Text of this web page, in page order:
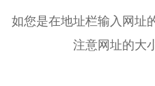
如您是在地址栏输入网址
注意网址的大